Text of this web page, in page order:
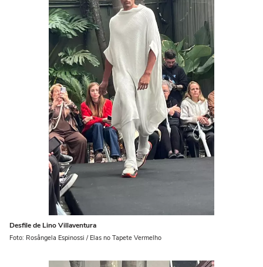
Desfile de Lino Villaventura
Foto: Rosângela Espinossi / Elas no Tapete Vermelho